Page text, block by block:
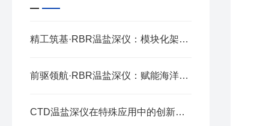
精工筑基·RBR温盐深仪：模块化架构的协同奥秘
前驱领航·RBR温盐深仪：赋能海洋探测的精准标尺
CTD温盐深仪在特殊应用中的创新与实践